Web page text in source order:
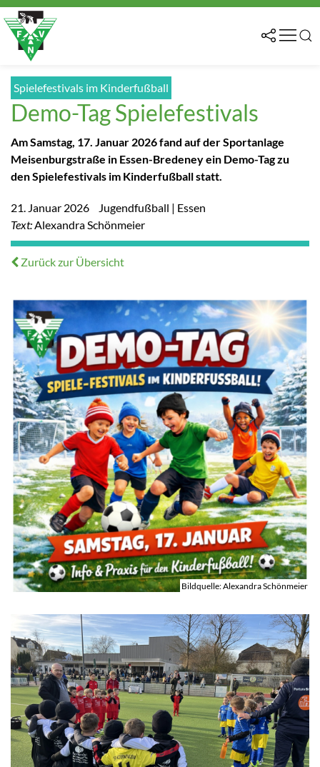
Spielefestivals im Kinderfußball
Demo-Tag Spielefestivals
Am Samstag, 17. Januar 2026 fand auf der Sportanlage
Meisenburgstraße in Essen-Bredeney ein Demo-Tag zu
den Spielefestivals im Kinderfußball statt.
21. Januar 2026
Jugendfußball | Essen
Text: Alexandra Schönmeier
Zurück zur Übersicht
Bildquelle: Alexandra Schönmeier